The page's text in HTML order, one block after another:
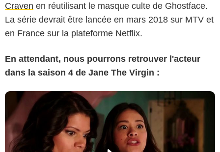
Craven en réutilisant le masque culte de Ghostface.
La série devrait être lancée en mars 2018 sur MTV et
en France sur la plateforme Netflix.
En attendant, nous pourrons retrouver l'acteur
dans la saison 4 de Jane The Virgin :